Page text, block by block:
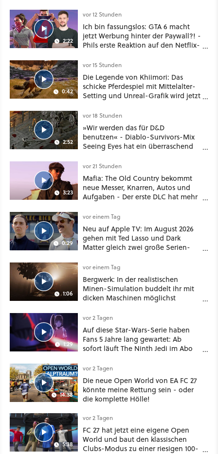
2:22
vor 12 Stunden
Ich bin fassungslos: GTA 6 macht
jetzt Werbung hinter der Paywall?! -
Phils erste Reaktion auf den Netflix-
0:42
vor 15 Stunden
Die Legende von Khiimori: Das
schicke Pferdespiel mit Mittelalter-
Setting und Unreal-Grafik wird jetzt
2:52
vor 18 Stunden
»Wir werden das für D&D
benutzen« - Diablo-Survivors-Mix
Seeing Eyes hat ein überraschend
3:23
vor 21 Stunden
Mafia: The Old Country bekommt
neue Messer, Knarren, Autos und
Aufgaben - Der erste DLC hat mehr
0:29
vor einem Tag
Neu auf Apple TV: Im August 2026
gehen mit Ted Lasso und Dark
Matter gleich zwei große Serien-
1:06
vor einem Tag
Bergwerk: In der realistischen
Minen-Simulation buddelt ihr mit
dicken Maschinen möglichst
1:29
vor 2 Tagen
Auf diese Star-Wars-Serie haben
Fans 5 Jahre lang gewartet: Ab
sofort läuft The Ninth Jedi im Abo
14:38
vor 2 Tagen
Die neue Open World von EA FC 27
könnte meine Rettung sein - oder
die komplette Hölle!
5:38
vor 2 Tagen
FC 27 hat jetzt eine eigene Open
World und baut den klassischen
Clubs-Modus zu einer riesigen 100-